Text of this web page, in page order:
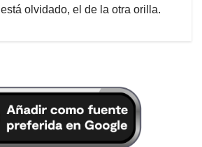
está olvidado, el de la otra orilla.